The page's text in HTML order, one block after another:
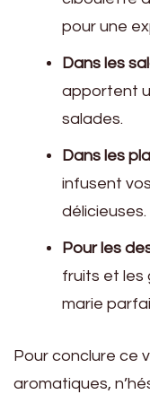
pour une
Dans les
apportent
salades.
Dans les
infusent
délicieuses.
Pour les
fruits et les
marie
Pour conclure ce
aromatiques,